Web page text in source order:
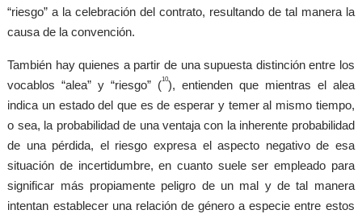
“riesgo” a la celebración del contrato, resultando de tal manera la
causa de la convención.
También hay quienes a partir de una supuesta distinción entre los
vocablos “alea” y “riesgo” (10), entienden que mientras el alea
indica un estado del que es de esperar y temer al mismo tiempo,
o sea, la probabilidad de una ventaja con la inherente probabilidad
de una pérdida, el riesgo expresa el aspecto negativo de esa
situación de incertidumbre, en cuanto suele ser empleado para
significar más propiamente peligro de un mal y de tal manera
intentan establecer una relación de género a especie entre estos